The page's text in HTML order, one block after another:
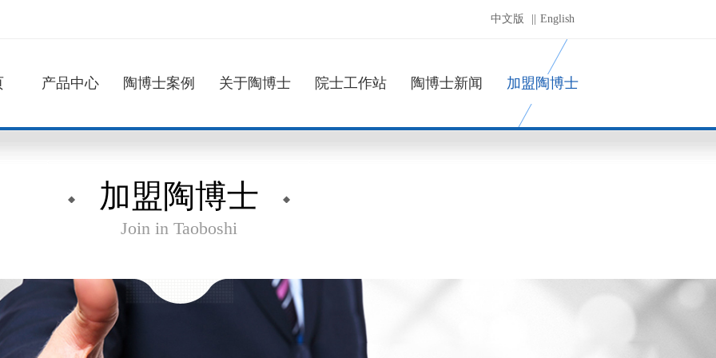
中文版 English
产品中心 陶博士案例 关于陶博士 院士工作站 陶博士新闻 加盟陶博士
加盟陶博士
Join in Taoboshi